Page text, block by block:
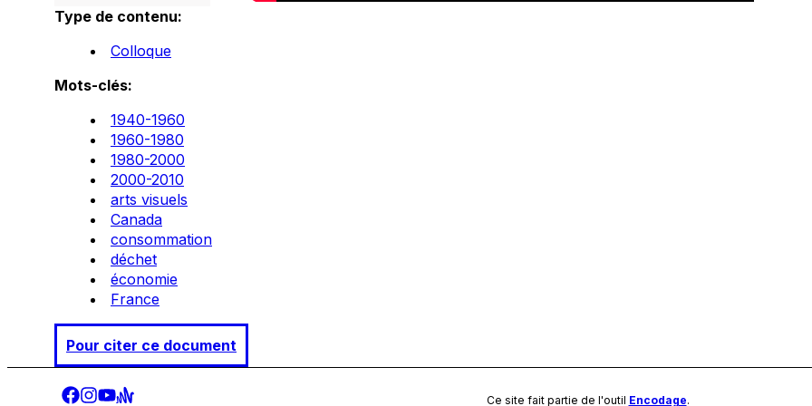
Type de contenu:
Colloque
Mots-clés:
1940-1960
1960-1980
1980-2000
2000-2010
arts visuels
Canada
consommation
déchet
économie
France
Pour citer ce document
Ce site fait partie de l'outil Encodage.